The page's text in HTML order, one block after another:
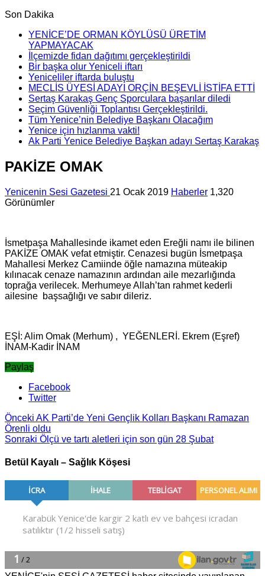
Son Dakika
YENİCE’DE ORMAN KÖYLÜSÜ ÜRETİM
YAPMAYACAK
İlçemizde fidan dağıtımı gerçekleştirildi
Bir başka olur Yeniceli iftarı
Yeniceliler iftarda buluştu
MECLİS ÜYESİ ADAYI ORÇİN BEŞEVLİ İSTİFA ETTİ
Sertaş Karakaş Genç Sporculara başarılar diledi
Seçim Güvenliği Toplantısı Gerçekleştirildi.
Tüm Yenice’nin Belediye Başkanı Olacağım
Yenice için hızlanma vakti!
Ak Parti Yenice Belediye Başkan adayı Sertaş Karakaş
PAKİZE OMAK
Yenicenin Sesi Gazetesi 21 Ocak 2019 Haberler 1,320
Görünümler
İsmetpaşa Mahallesinde ikamet eden Ereğli namı ile bilinen
PAKİZE OMAK vefat etmiştir. Cenazesi bugün İsmetpaşa
Mahallesi Merkez Camiinde öğle namazına müteakip
kılınacak cenaze namazının ardından aile mezarlığında
toprağa verilecek. Merhumeye Allah’tan rahmet kederli
ailesine başsağlığı ve sabır dileriz.
EŞİ: Alim Omak (Merhum) , YEĞENLERİ. Ekrem (Eşref)
İNAM-Kadir İNAM
Paylaş
Facebook
Twitter
Önceki AK Parti’de Yeni Gençlik Kolları Başkanı Ramazan
Örenli oldu
Sonraki Ölçü ve tartı aletleri için son gün 28 Şubat
Betül Kayalı – Sağlık Köşesi